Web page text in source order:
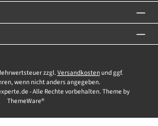
zzgl. Versandkostenund ggf.
wenn nicht anders angegeben.
- Alle Rechte vorbehalten. Theme by
ThemeWare®